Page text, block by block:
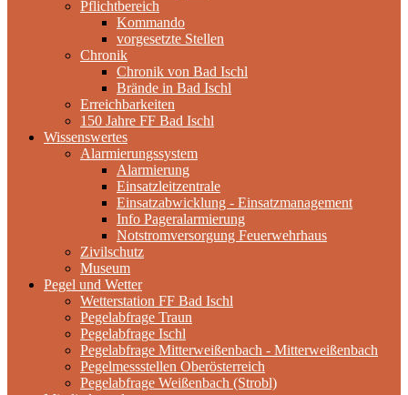
Pflichtbereich
Kommando
vorgesetzte Stellen
Chronik
Chronik von Bad Ischl
Brände in Bad Ischl
Erreichbarkeiten
150 Jahre FF Bad Ischl
Wissenswertes
Alarmierungssystem
Alarmierung
Einsatzleitzentrale
Einsatzabwicklung - Einsatzmanagement
Info Pageralarmierung
Notstromversorgung Feuerwehrhaus
Zivilschutz
Museum
Pegel und Wetter
Wetterstation FF Bad Ischl
Pegelabfrage Traun
Pegelabfrage Ischl
Pegelabfrage Mitterweißenbach - Mitterweißenbach
Pegelmessstellen Oberösterreich
Pegelabfrage Weißenbach (Strobl)